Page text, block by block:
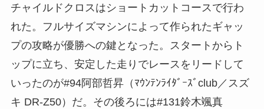
チャイルドクロスはショートカットコースで行わ
れた。フルサイズマシンによって作られたギャッ
プの攻略が優勝への鍵となった。スタートからト
ップに立ち、安定した走りでレースをリードして
いったのが#94阿部哲昇（ﾏｳﾝﾃﾝﾗｲﾀﾞｰｽﾞclub／スズ
キ DR-Z50）だ。その後ろには#131鈴木颯真